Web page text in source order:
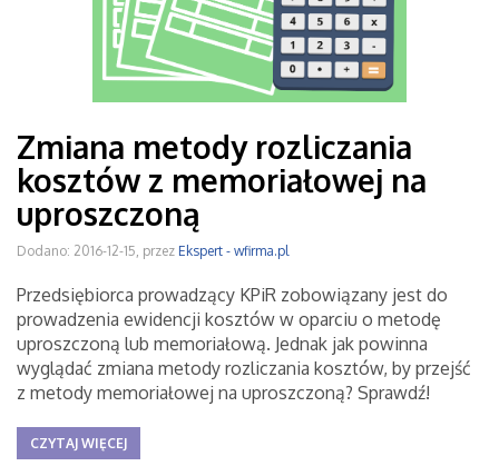
Zmiana metody rozliczania
kosztów z memoriałowej na
uproszczoną
Dodano: 2016-12-15, przez Ekspert - wfirma.pl
Przedsiębiorca prowadzący KPiR zobowiązany jest do
prowadzenia ewidencji kosztów w oparciu o metodę
uproszczoną lub memoriałową. Jednak jak powinna
wyglądać zmiana metody rozliczania kosztów, by przejść
z metody memoriałowej na uproszczoną? Sprawdź!
CZYTAJ WIĘCEJ